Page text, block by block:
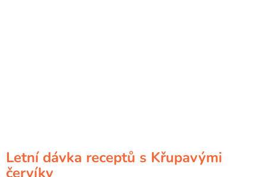
Letní dávka receptů s Křupavými
červíky